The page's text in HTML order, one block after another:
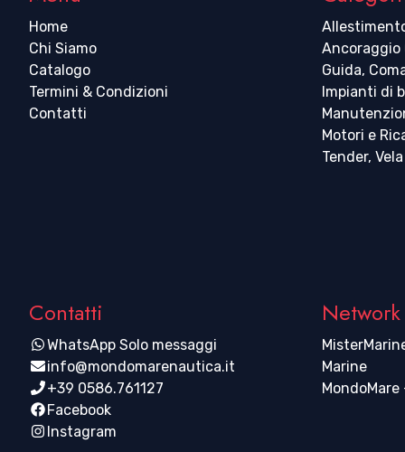
Home
Chi Siamo
Catalogo
Termini & Condizioni
Contatti
Ancoraggio
Guida,
Impianti di
Motori e
Tender,
Contatti
WhatsApp Solo messaggi
info@mondomarenautica.it
+39 0586.761127
Facebook
Instagram
Network
Marine